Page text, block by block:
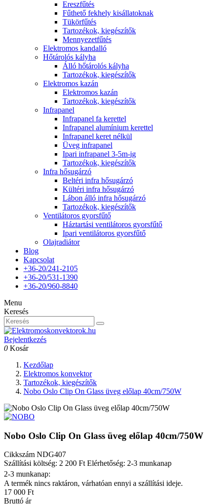
Ereszfűtés
Fűthető fekhely kisállatoknak
Tükörfűtés
Tartozékok, kiegészítők
Mennyezetfűtés
Elektromos kandalló
Hőtárolós kályha
Álló hőtárolós kályha
Tartozékok, kiegészítők
Elektromos kazán
Elektromos kazán
Tartozékok, kiegészítők
Infrapanel
Infrapanel fa kerettel
Infrapanel alumínium kerettel
Infrapanel keret nélkül
Üveg infrapanel
Ipari infrapanel 3-5m-ig
Tartozékok, kiegészítők
Infra hősugárzó
Beltéri infra hősugárzó
Kültéri infra hősugárzó
Lábon álló infra hősugárzó
Tartozékok, kiegészítők
Ventilátoros gyorsfűtő
Háztartási ventilátoros gyorsfűtő
Ipari ventilátoros gyorsfűtő
Olajradiátor
Blog
Kapcsolat
+36-20/241-2105
+36-20/531-1390
+36-20/960-8840
Menu
Keresés
Bejelentkezés
0 Kosár
Kezdőlap
Elektromos konvektor
Tartozékok, kiegészítők
Nobo Oslo Clip On Glass üveg előlap 40cm/750W
Nobo Oslo Clip On Glass üveg előlap 40cm/750W
Cikkszám NDG407
Szállítási költség: 2 200 FtElérhetőség: 2-3 munkanap
2-3 munkanap:
A termék nincs raktáron, várhatóan ennyi a szállítási ideje.
17 000 Ft
Bruttó ár